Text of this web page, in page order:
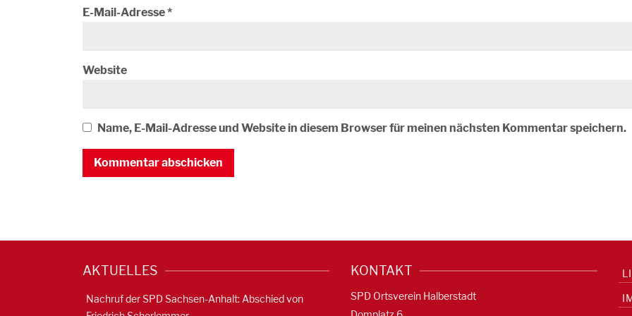
E-Mail-Adresse*
Website
Name, E-Mail-Adresse und Website in diesem Browser für meinen nächsten Kommentar speichern.
AKTUELLES
Nachruf der SPD Sachsen-Anhalt: Abschied von
KONTAKT
SPD Ortsverein Halberstadt